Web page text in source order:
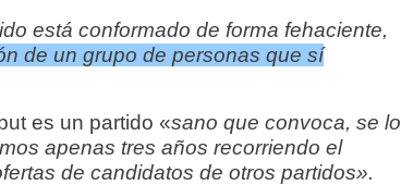
está conformado de forma fehaciente,
de un grupo de personas que sí
es un partido «sano que convoca, se lo
apenas tres años recorriendo el
de candidatos de otros partidos».